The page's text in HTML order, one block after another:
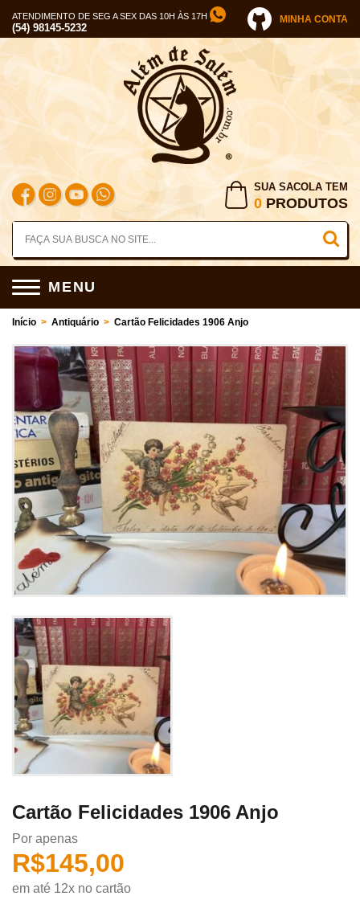
ATENDIMENTO DE SEG A SEX DAS 10H ÀS 17H
(54) 98145-5232
MINHA CONTA
SUA SACOLA TEM
0 PRODUTOS
MENU
Início > Antiquário > Cartão Felicidades 1906 Anjo
Cartão Felicidades 1906 Anjo
Por apenas
R$145,00
em até 12x no cartão